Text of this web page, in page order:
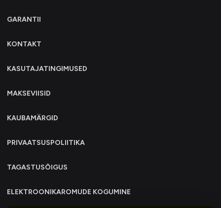
GARANTII
KONTAKT
KASUTAJATINGIMUSED
MAKSEVIISID
KAUBAMÄRGID
PRIVAATSUSPOLIITIKA
TAGASTUSÕIGUS
ELEKTROONIKAROMUDE KOGUMINE